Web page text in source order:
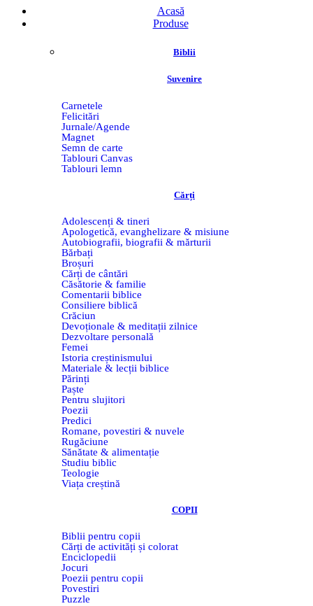
Acasă
Produse
Biblii
Suvenire
Carnetele
Felicitări
Jurnale/Agende
Magnet
Semn de carte
Tablouri Canvas
Tablouri lemn
Cărți
Adolescenți & tineri
Apologetică, evanghelizare & misiune
Autobiografii, biografii & mărturii
Bărbați
Broșuri
Cărți de cântări
Căsătorie & familie
Comentarii biblice
Consiliere biblică
Crăciun
Devoționale & meditații zilnice
Dezvoltare personală
Femei
Istoria creștinismului
Materiale & lecții biblice
Părinți
Paște
Pentru slujitori
Poezii
Predici
Romane, povestiri & nuvele
Rugăciune
Sănătate & alimentație
Studiu biblic
Teologie
Viața creștină
COPII
Biblii pentru copii
Cărți de activități și colorat
Enciclopedii
Jocuri
Poezii pentru copii
Povestiri
Puzzle